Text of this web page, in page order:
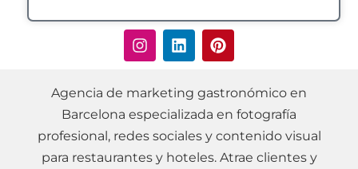
Agencia de marketing gastronómico en
Barcelona especializada en fotografía
profesional, redes sociales y contenido visual
para restaurantes y hoteles. Atrae clientes y